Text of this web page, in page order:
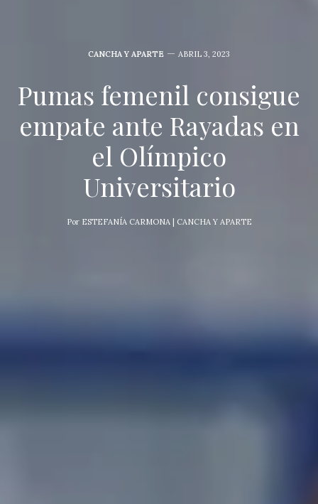
CANCHA Y APARTE ABRIL 3, 2023
Pumas femenil consigue
empate ante Rayadas en
el Olímpico
Universitario
Por ESTEFANÍA CARMONA | CANCHA Y APARTE